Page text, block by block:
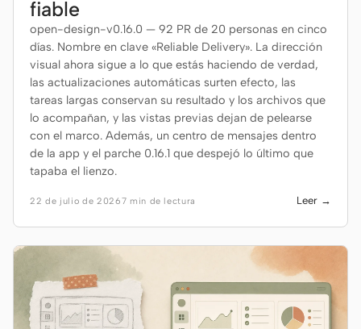
CASOS DE USO
Prototipo Panel
Diapositivas Imagen
Vídeo Sistema de diseño
ROLES
Creador en solitario
Marketing
HERRAMIENTAS
Generador de
wireframes con IA
Generador de UI con IA
fiable
open-design-v0.16.0 — 92 PR de 20 personas en cinco
días. Nombre en clave «Reliable Delivery». La dirección
visual ahora sigue a lo que estás haciendo de verdad,
las actualizaciones automáticas surten efecto, las
tareas largas conservan su resultado y los archivos que
lo acompañan, y las vistas previas dejan de pelearse
con el marco. Además, un centro de mensajes dentro
de la app y el parche 0.16.1 que despejó lo último que
tapaba el lienzo.
22 de julio de 20267 min de lectura Leer →